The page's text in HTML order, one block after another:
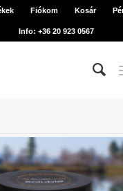
Fiókom Kosár
Info: +36 20 923 0567